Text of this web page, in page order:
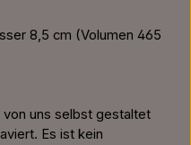
8,5 cm (Volumen 465
uns selbst gestaltet
Es ist kein